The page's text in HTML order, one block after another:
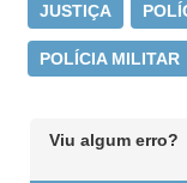
JUSTIÇA
POLÍCIA MILITAR
Viu algum erro?